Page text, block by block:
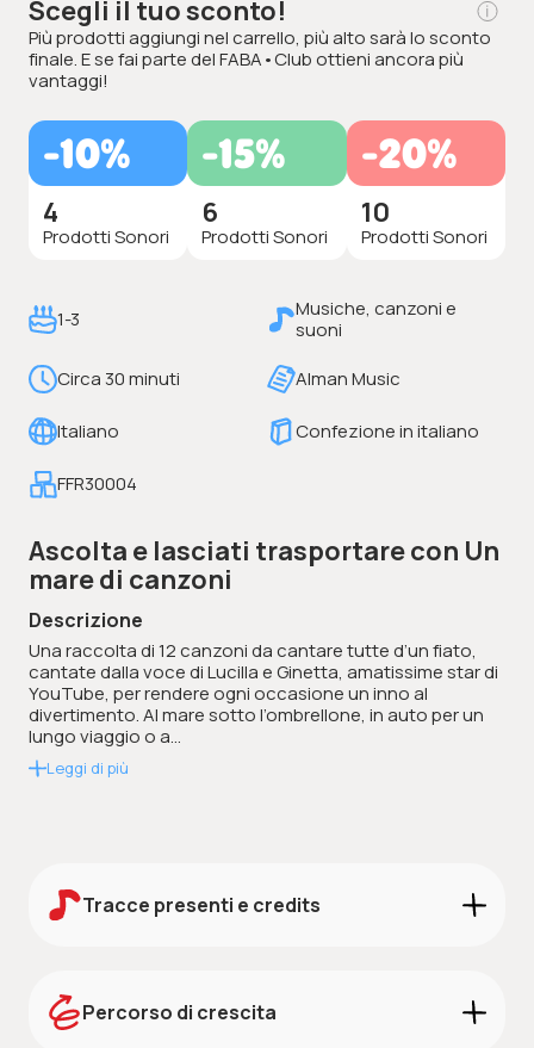
Scegli il tuo sconto!
Più prodotti aggiungi nel carrello, più alto sarà lo sconto
finale. E se fai parte del FABA•Club ottieni ancora più
vantaggi!
-10%
4
Prodotti Sonori
-15%
6
Prodotti Sonori
-20%
10
Prodotti Sonori
1-3
Musiche, canzoni e
suoni
Circa 30 minuti
Alman Music
Italiano Confezione in italiano
FFR30004
Ascolta e lasciati trasportare con Un
mare di canzoni
Descrizione
Una raccolta di 12 canzoni da cantare tutte d’un fiato,
cantate dalla voce di Lucilla e Ginetta, amatissime star di
YouTube, per rendere ogni occasione un inno al
divertimento. Al mare sotto l’ombrellone, in auto per un
lungo viaggio o a...
Leggi di più
Tracce presenti e credits
Percorso di crescita